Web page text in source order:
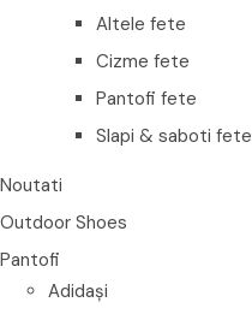
Altele fete
Cizme fete
Pantofi fete
Slapi & saboti fete
Noutati
Outdoor Shoes
Pantofi
Adidași